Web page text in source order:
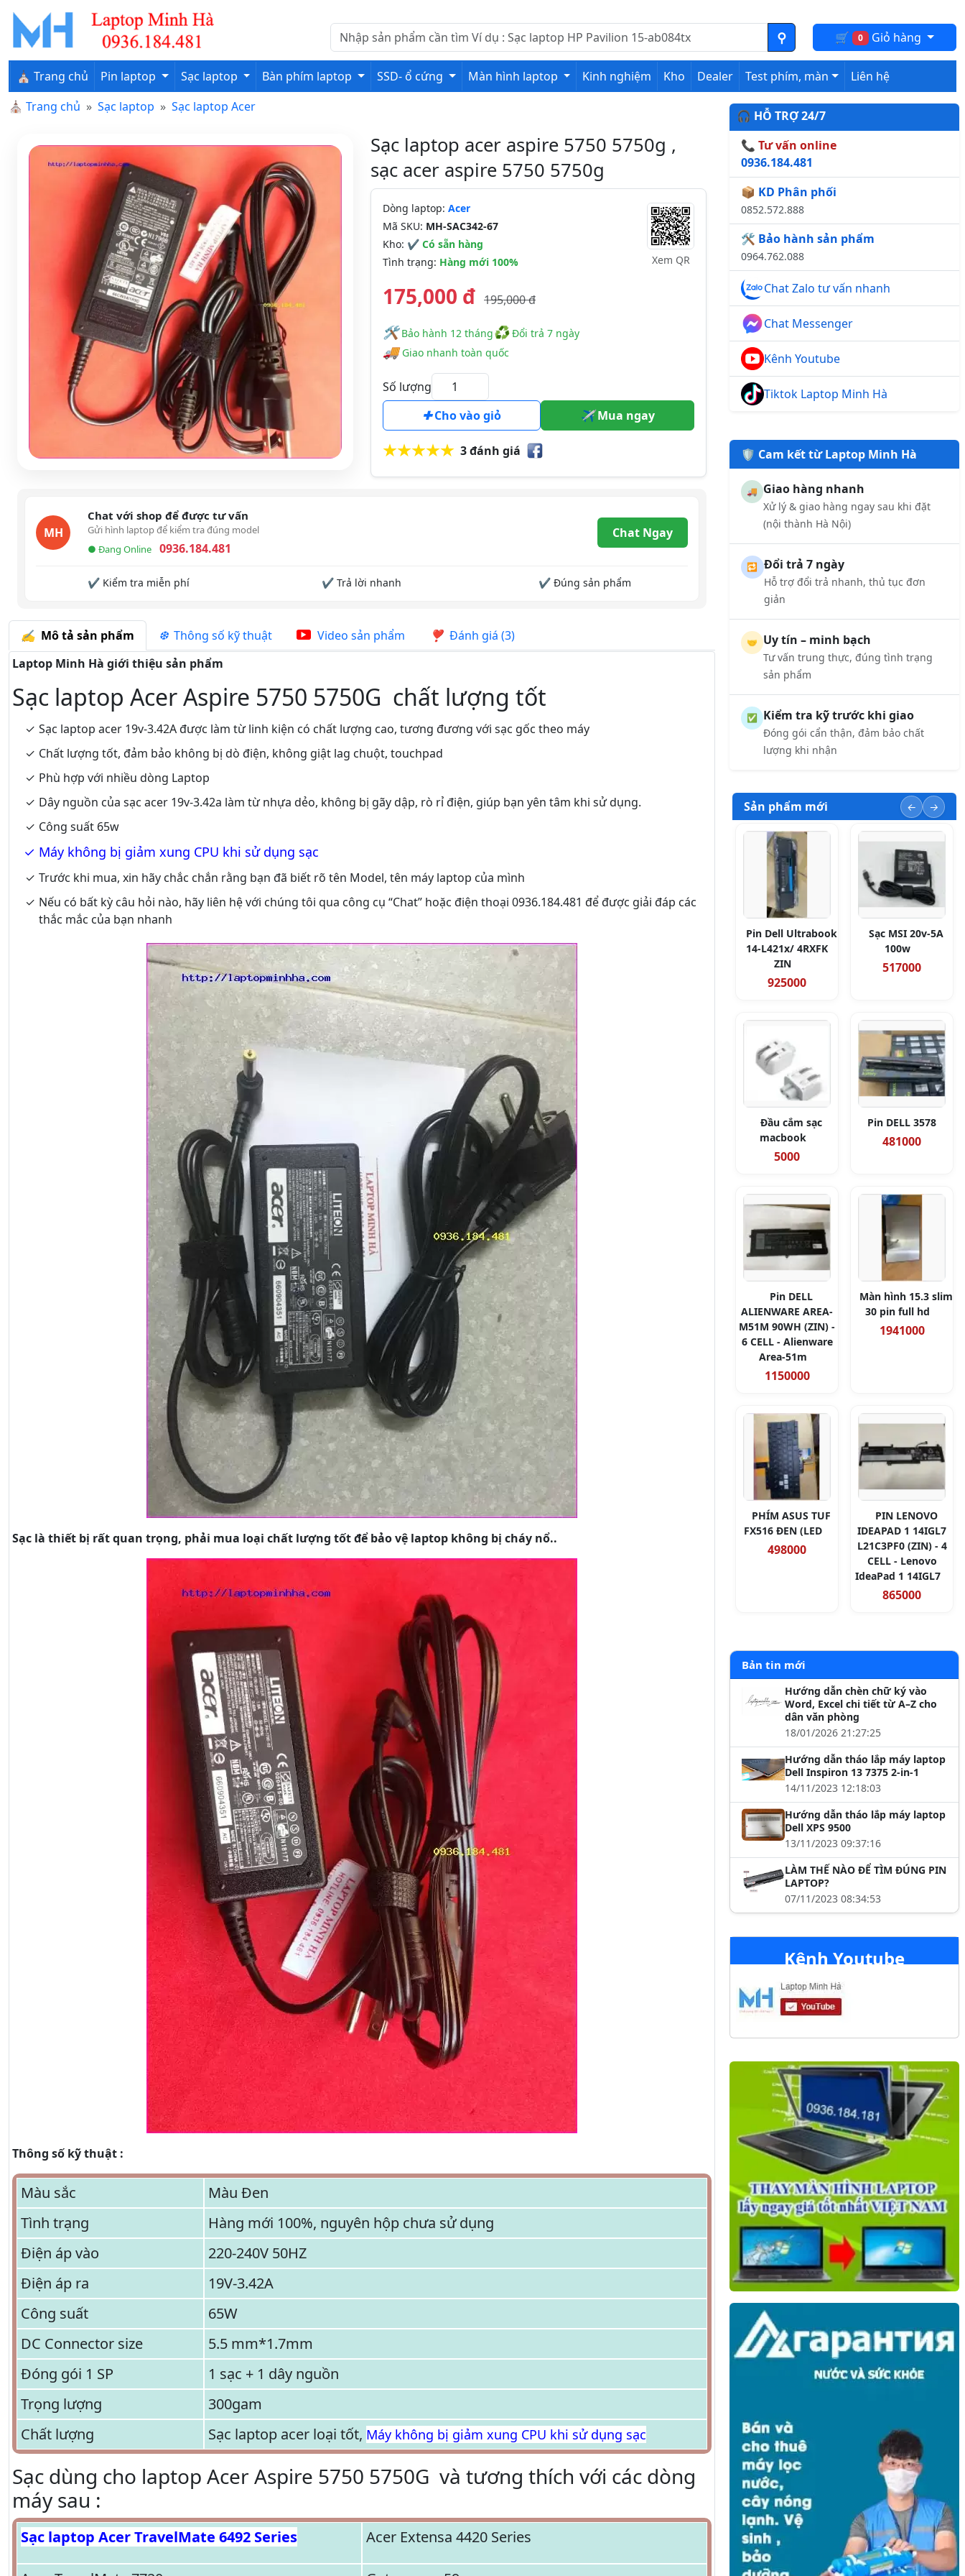
🛒 0 Giỏ hàng
⛪ Trang chủ Pin laptop Sạc laptop Bàn phím laptop SSD- ổ cứng Màn hình laptop Kinh nghiệm Kho Dealer Test phím, màn
Liên hệ
⛪ Trang chủ Sạc laptop Sạc laptop Acer
Sạc laptop acer aspire 5750 5750g ,
sạc acer aspire 5750 5750g
Dòng laptop: Acer
Mã SKU: MH-SAC342-67
Kho: ✔ Có sẵn hàng
Tình trạng: Hàng mới 100% Xem QR
175,000 đ 195,000 đ
🛠️️ Bảo hành 12 tháng♻Đổi trả 7 ngày
🚚Giao nhanh toàn quốc
Số lượng
Cho vào giỏ
Mua ngay
3 đánh giá
MH
Chat với shop để được tư vấn
Gửi hình laptop để kiểm tra đúng model
● Đang Online
0936.184.481
Chat Ngay
✔ Kiểm tra miễn phí ✔ Trả lời nhanh ✔ Đúng sản phẩm
Mô tả sản phẩm Thông số kỹ thuật Video sản phẩm
Đánh giá (3)
Laptop Minh Hà giới thiệu sản phẩm
Sạc laptop Acer Aspire 5750 5750G chất lượng tốt
Sạc laptop acer 19v-3.42A được làm từ linh kiện có chất lượng cao, tương đương với sạc gốc theo máy
Chất lượng tốt, đảm bảo không bị dò điện, không giật lag chuột, touchpad
Phù hợp với nhiều dòng Laptop
Dây nguồn của sạc acer 19v-3.42a làm từ nhựa dẻo, không bị gãy dập, rò rỉ điện, giúp bạn yên tâm khi sử dụng.
Công suất 65w
Máy không bị giảm xung CPU khi sử dụng sạc
Trước khi mua, xin hãy chắc chắn rằng bạn đã biết rõ tên Model, tên máy laptop của mình
Nếu có bất kỳ câu hỏi nào, hãy liên hệ với chúng tôi qua công cụ “Chat” hoặc điện thoại 0936.184.481 để được giải đáp các
thắc mắc của bạn nhanh
Sạc là thiết bị rất quan trọng, phải mua loại chất lượng tốt để bảo vệ laptop không bị cháy nổ..
Thông số kỹ thuật :
Màu sắc
Màu Đen
Tình trạng
Hàng mới 100%, nguyên hộp chưa sử dụng
Điện áp vào
220-240V 50HZ
Điện áp ra
19V-3.42A
Công suất
65W
DC Connector size
5.5 mm*1.7mm
Đóng gói 1 SP
1 sạc + 1 dây nguồn
Trọng lượng
300gam
Chất lượng
Sạc laptop acer loại tốt, Máy không bị giảm xung CPU khi sử dụng sạc
Sạc dùng cho laptop Acer Aspire 5750 5750G và tương thích với các dòng
máy sau :
Sạc laptop Acer TravelMate 6492 Series Acer Extensa 4420 Series
🎧 HỖ TRỢ 24/7
📞 Tư vấn online
0936.184.481
📦 KD Phân phối
0852.572.888
🛠️ Bảo hành sản phẩm
0964.762.088
Chat Zalo tư vấn nhanh
Chat Messenger
Kênh Youtube
Tiktok Laptop Minh Hà
🛡️ Cam kết từ Laptop Minh Hà
🚚 Giao hàng nhanh
Xử lý & giao hàng ngay sau khi đặt
(nội thành Hà Nội)
🔁 Đổi trả 7 ngày
Hỗ trợ đổi trả nhanh, thủ tục đơn
giản
🤝 Uy tín – minh bạch
Tư vấn trung thực, đúng tình trạng
sản phẩm
✅ Kiểm tra kỹ trước khi giao
Đóng gói cẩn thận, đảm bảo chất
lượng khi nhận
Sản phẩm mới
Pin Dell Ultrabook
14-L421x/ 4RXFK
ZIN
925000
Sạc MSI 20v-5A
100w
517000
Đầu cắm sạc
macbook
5000
Pin DELL 3578
481000
Pin DELL
ALIENWARE AREA-
M51M 90WH (ZIN) -
6 CELL - Alienware
Area-51m
1150000
Màn hình 15.3 slim
30 pin full hd
1941000
PHÍM ASUS TUF
FX516 ĐEN (LED
498000
PIN LENOVO
IDEAPAD 1 14IGL7
L21C3PF0 (ZIN) - 4
CELL - Lenovo
IdeaPad 1 14IGL7
865000
Bản tin mới
Hướng dẫn chèn chữ ký vào
Word, Excel chi tiết từ A–Z cho
dân văn phòng
18/01/2026 21:27:25
Hướng dẫn tháo lắp máy laptop
Dell Inspiron 13 7375 2-in-1
14/11/2023 12:18:03
Hướng dẫn tháo lắp máy laptop
Dell XPS 9500
13/11/2023 09:37:16
LÀM THẾ NÀO ĐỂ TÌM ĐÚNG PIN
LAPTOP?
07/11/2023 08:34:53
Kênh Youtube